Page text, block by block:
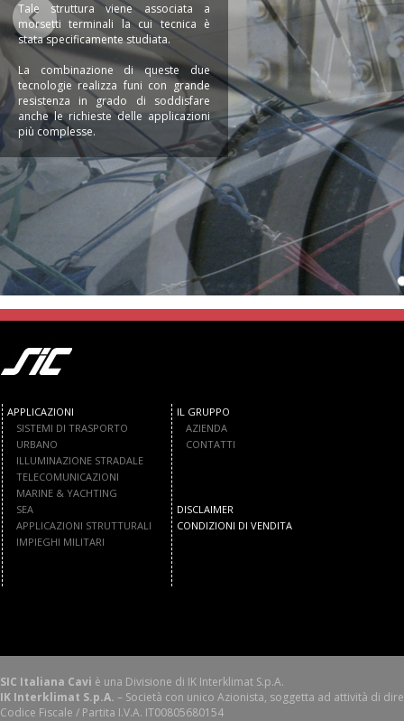
Tale struttura viene associata a
morsetti terminali la cui tecnica è
stata specificamente studiata.
La combinazione di queste due
tecnologie realizza funi con grande
resistenza in grado di soddisfare
anche le richieste delle applicazioni
più complesse.
APPLICAZIONI
SISTEMI DI TRASPORTO
URBANO
ILLUMINAZIONE STRADALE
TELECOMUNICAZIONI
MARINE & YACHTING
SEA
APPLICAZIONI STRUTTURALI
IMPIEGHI MILITARI
IL GRUPPO
AZIENDA
CONTATTI
DISCLAIMER
CONDIZIONI DI VENDITA
SIC Italiana Cavi è una Divisione di IK Interklimat S.p.A.
IK Interklimat S.p.A. – Società con unico Azionista, soggetta ad attività di
Codice Fiscale / Partita I.V.A. IT00805680154